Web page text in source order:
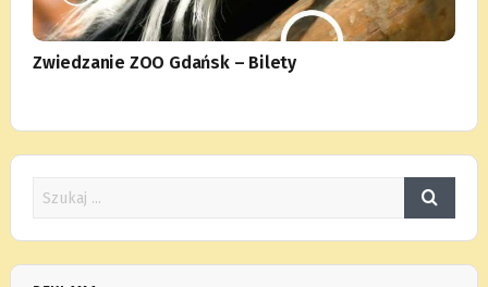
Zwiedzanie ZOO Gdańsk – Bilety